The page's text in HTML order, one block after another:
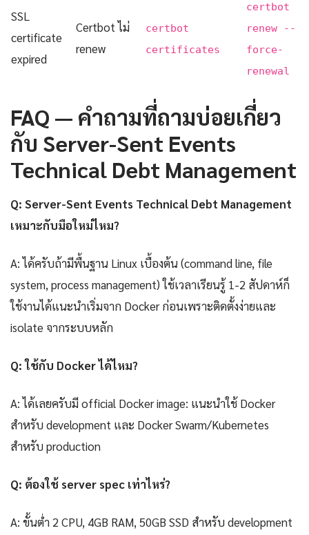
SSL
certificate
expired
Certbot ไม่
renew
certbot
certificates
certbot
renew --
force-
renewal
FAQ — คำถามที่ถามบ่อยเกี่ยว
กับ Server-Sent Events
Technical Debt Management
Q: Server-Sent Events Technical Debt Management
เหมาะกับมือใหม่ไหม?
A: ได้ครับถ้ามีพื้นฐาน Linux เบื้องต้น (command line, file
system, process management) ใช้เวลาเรียนรู้ 1-2 สัปดาห์ก็
ใช้งานได้แนะนำเริ่มจาก Docker ก่อนเพราะติดตั้งง่ายและ
isolate จากระบบหลัก
Q: ใช้กับ Docker ได้ไหม?
A: ได้เลยครับมี official Docker image: แนะนำใช้ Docker
สำหรับ development และ Docker Swarm/Kubernetes
สำหรับ production
Q: ต้องใช้ server spec เท่าไหร่?
A: ขั้นต่ำ 2 CPU, 4GB RAM, 50GB SSD สำหรับ development